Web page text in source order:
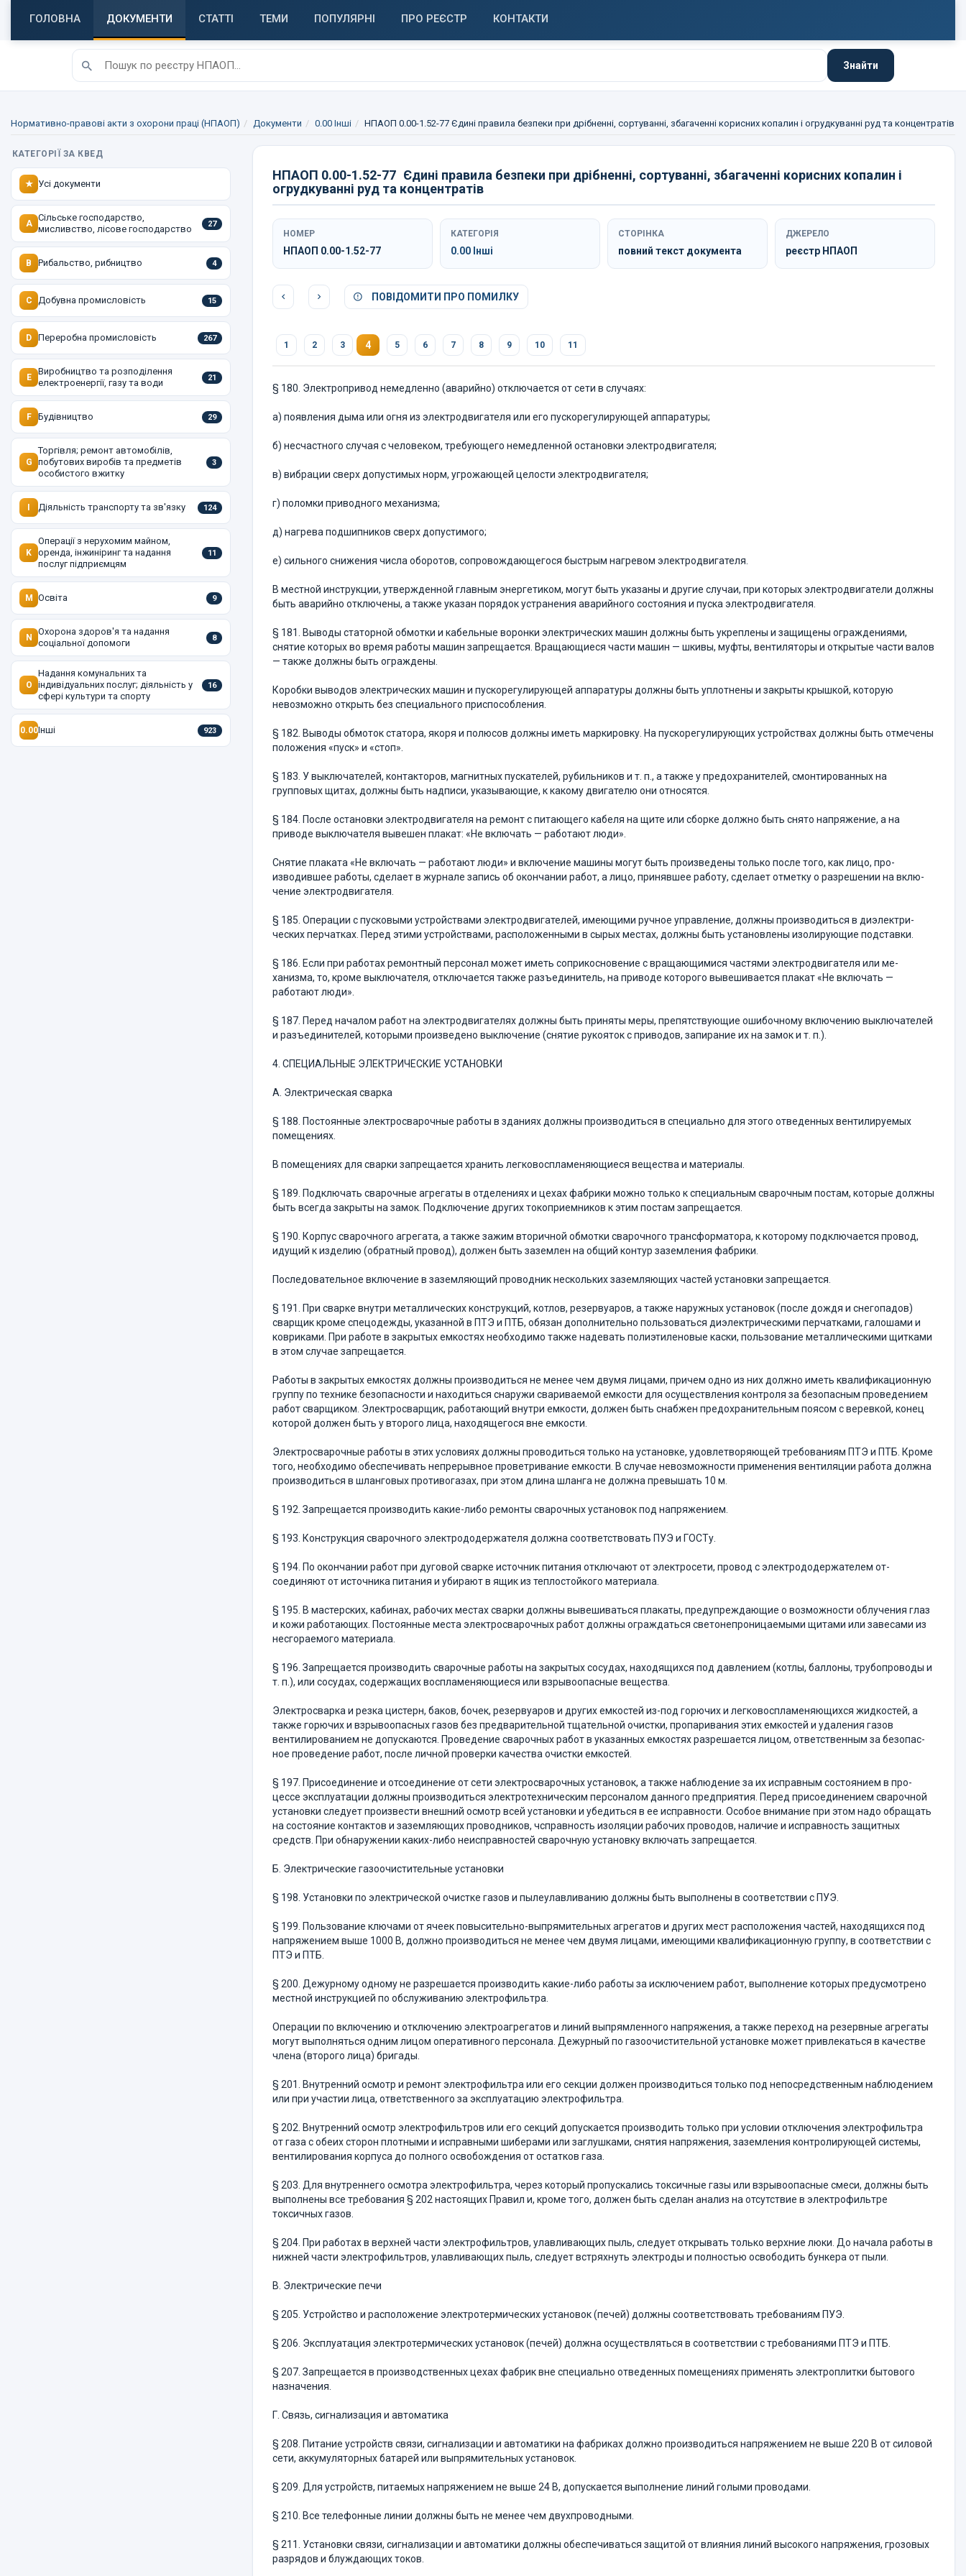
ГОЛОВНА ДОКУМЕНТИ СТАТТІ ТЕМИ ПОПУЛЯРНІ ПРО РЕЄСТР КОНТАКТИ
Знайти
Нормативно-правові акти з охорони праці (НПАОП) Документи 0.00 Інші НПАОП 0.00-1.52-77 Єдині правила безпеки при дрібненні, сортуванні, збагаченні корисних копалин і огрудкуванні руд та концентратів
КАТЕГОРІЇ ЗА КВЕД
★ Усі документи
A
Сільське господарство,
мисливство, лісове господарство
27
B Рибальство, рибництво 4
C Добувна промисловість 15
D Переробна промисловість 267
E
Виробництво та розподілення
електроенергії, газу та води
21
F Будівництво 29
G
Торгівля; ремонт автомобілів,
побутових виробів та предметів
особистого вжитку
3
I Діяльність транспорту та зв'язку 124
K
Операції з нерухомим майном,
оренда, інжиніринг та надання
послуг підприємцям
11
M Освіта 9
N
Охорона здоров'я та надання
соціальної допомоги
8
O
Надання комунальних та
індивідуальних послуг; діяльність у
сфері культури та спорту
16
0.00Інші 923
НПАОП 0.00-1.52-77 Єдині правила безпеки при дрібненні, сортуванні, збагаченні корисних копалин і
огрудкуванні руд та концентратів
НОМЕР
НПАОП 0.00-1.52-77
КАТЕГОРІЯ
0.00 Інші
СТОРІНКА
повний текст документа
ДЖЕРЕЛО
реєстр НПАОП
ПОВІДОМИТИ ПРО ПОМИЛКУ
1 2 3 4 5 6 7 8 9 10 11
§ 180. Электропривод немедленно (аварийно) отключается от сети в случаях:
а) появления дыма или огня из электродвигателя или его пускорегулирующей аппаратуры;
б) несчастного случая с человеком, требующего немедленной остановки электродвигателя;
в) вибрации сверх допустимых норм, угрожающей целости элек­тродвигателя;
г) поломки приводного механизма;
д) нагрева подшипников сверх допустимого;
е) сильного снижения числа оборотов, сопровождающегося быстрым нагревом электродвигателя.
В местной инструкции, утвержденной главным энергетиком, могут быть указаны и другие случаи, при которых электродвигатели должны
быть аварийно отключены, а также указан порядок устранения аварийного состояния и пуска электродвигателя.
§ 181. Выводы статорной обмотки и кабельные воронки электри­ческих машин должны быть укреплены и защищены ограждениями,
снятие которых во время работы машин запрещается. Вращающие­ся части машин — шкивы, муфты, вентиляторы и открытые части валов
— также должны быть ограждены.
Коробки выводов электрических машин и пускорегулирующей аппаратуры должны быть уплотнены и закрыты крышкой, которую
невозможно открыть без специального приспособления.
§ 182. Выводы обмоток статора, якоря и полюсов должны иметь маркировку. На пускорегулирующих устройствах должны быть отмечены
положения «пуск» и «стоп».
§ 183. У выключателей, контакторов, магнитных пускателей, ру­бильников и т. п., а также у предохранителей, смонтированных на
групповых щитах, должны быть надписи, указывающие, к какому двигателю они относятся.
§ 184. После остановки электродвигателя на ремонт с питаю­щего кабеля на щите или сборке должно быть снято напряжение, а на
приводе выключателя вывешен плакат: «Не включать — рабо­тают люди».
Снятие плаката «Не включать — работают люди» и включение машины могут быть произведены только после того, как лицо, про­
изводившее работы, сделает в журнале запись об окончании работ, а лицо, принявшее работу, сделает отметку о разрешении на вклю­
чение электродвигателя.
§ 185. Операции с пусковыми устройствами электродвигателей, имеющими ручное управление, должны производиться в диэлектри­
ческих перчатках. Перед этими устройствами, расположенными в сырых местах, должны быть установлены изолирующие подставки.
§ 186. Если при работах ремонтный персонал может иметь со­прикосновение с вращающимися частями электродвигателя или ме­
ханизма, то, кроме выключателя, отключается также разъединитель, на приводе которого вывешивается плакат «Не включать —
работают люди».
§ 187. Перед началом работ на электродвигателях должны быть приняты меры, препятствующие ошибочному включению выключа­телей
и разъединителей, которыми произведено выключение (снятие рукояток с приводов, запирание их на замок и т. п.).
4. СПЕЦИАЛЬНЫЕ ЭЛЕКТРИЧЕСКИЕ УСТАНОВКИ
А. Электрическая сварка
§ 188. Постоянные электросварочные работы в зданиях должны производиться в специально для этого отведенных вентилируемых
помещениях.
В помещениях для сварки запрещается хранить легковоспламе­няющиеся вещества и материалы.
§ 189. Подключать сварочные агрегаты в отделениях и цехах фабрики можно только к специальным сварочным постам, которые должны
быть всегда закрыты на замок. Подключение других токо­приемников к этим постам запрещается.
§ 190. Корпус сварочного агрегата, а также зажим вторичной обмотки сварочного трансформатора, к которому подключается про­вод,
идущий к изделию (обратный провод), должен быть заземлен на общий контур заземления фабрики.
Последовательное включение в заземляющий проводник не­скольких заземляющих частей установки запрещается.
§ 191. При сварке внутри металлических конструкций, котлов, резервуаров, а также наружных установок (после дождя и снего­падов)
сварщик кроме спецодежды, указанной в ПТЭ и ПТБ, обя­зан дополнительно пользоваться диэлектрическими перчатками, га­лошами и
ковриками. При работе в закрытых емкостях необходимо также надевать полиэтиленовые каски, пользование металлическими щитками
в этом случае запрещается.
Работы в закрытых емкостях должны производиться не менее чем двумя лицами, причем одно из них должно иметь квалифика­ционную
группу по технике безопасности и находиться снаружи свариваемой емкости для осуществления контроля за безопасным проведением
работ сварщиком. Электросварщик, работающий внутри емкости, должен быть снабжен предохранительным поясом с верев­кой, конец
которой должен быть у второго лица, находящегося вне емкости.
Электросварочные работы в этих условиях должны проводиться только на установке, удовлетворяющей требованиям ПТЭ и ПТБ. Кроме
того, необходимо обеспечивать непрерывное проветривание емкости. В случае невозможности применения вентиляции работа должна
производиться в шланговых противогазах, при этом длина шланга не должна превышать 10 м.
§ 192. Запрещается производить какие-либо ремонты сварочных установок под напряжением.
§ 193. Конструкция сварочного электрододержателя должна со­ответствовать ПУЭ и ГОСТу.
§ 194. По окончании работ при дуговой сварке источник пита­ния отключают от электросети, провод с электрододержателем от­
соединяют от источника питания и убирают в ящик из теплостойко­го материала.
§ 195. В мастерских, кабинах, рабочих местах сварки должны вывешиваться плакаты, предупреждающие о возможности облуче­ния глаз
и кожи работающих. Постоянные места электросварочных работ должны ограждаться светонепроницаемыми щитами или за­весами из
несгораемого материала.
§ 196. Запрещается производить сварочные работы на закрытых сосудах, находящихся под давлением (котлы, баллоны, трубопрово­ды и
т. п.), или сосудах, содержащих воспламеняющиеся или взры­воопасные вещества.
Электросварка и резка цистерн, баков, бочек, резервуаров и дру­гих емкостей из-под горючих и легковоспламеняющихся жидкостей, а
также горючих и взрывоопасных газов без предварительной тща­тельной очистки, пропаривания этих емкостей и удаления газов
вентилированием не допускаются. Проведение сварочных работ в указанных емкостях разрешается лицом, ответственным за безопас­
ное проведение работ, после личной проверки качества очистки ем­костей.
§ 197. Присоединение и отсоединение от сети электросварочных установок, а также наблюдение за их исправным состоянием в про­
цессе эксплуатации должны производиться электротехническим пер­соналом данного предприятия. Перед присоединением сварочной
установки следует произвести внешний осмотр всей установки и убе­диться в ее исправности. Особое внимание при этом надо обращать
на состояние контактов и заземляющих проводников, чсправность изоляции рабочих проводов, наличие и исправность защитных
средств. При обнаружении каких-либо неисправностей сварочную установку включать запрещается.
Б. Электрические газоочистительные установки
§ 198. Установки по электрической очистке газов и пылеулав­ливанию должны быть выполнены в соответствии с ПУЭ.
§ 199. Пользование ключами от ячеек повысительно-выпрямительных агрегатов и других мест расположения частей, находящихся под
напряжением выше 1000 В, должно производиться не менее чем двумя лицами, имеющими квалификационную группу, в соответ­ствии с
ПТЭ и ПТБ.
§ 200. Дежурному одному не разрешается производить какие-либо работы за исключением работ, выполнение которых преду­смотрено
местной инструкцией по обслуживанию электрофильтра.
Операции по включению и отключению электроагрегатов и ли­ний выпрямленного напряжения, а также переход на резервные агрегаты
могут выполняться одним лицом оперативного персонала. Дежурный по газоочистительной установке может привлекаться в качестве
члена (второго лица) бригады.
§ 201. Внутренний осмотр и ремонт электрофильтра или его секции должен производиться только под непосредственным наблю­дением
или при участии лица, ответственного за эксплуатацию элек­трофильтра.
§ 202. Внутренний осмотр электрофильтров или его секций до­пускается производить только при условии отключения электро­фильтра
от газа с обеих сторон плотными и исправными шиберами или заглушками, снятия напряжения, заземления контролирующей системы,
вентилирования корпуса до полного освобождения от остат­ков газа.
§ 203. Для внутреннего осмотра электрофильтра, через который пропускались токсичные газы или взрывоопасные смеси, должны быть
выполнены все требования § 202 настоящих Правил и, кроме того, должен быть сделан анализ на отсутствие в электрофильтре
токсичных газов.
§ 204. При работах в верхней части электрофильтров, улавли­вающих пыль, следует открывать только верхние люки. До начала работы в
нижней части электрофильтров, улавливающих пыль, сле­дует встряхнуть электроды и полностью освободить бункера от пыли.
В. Электрические печи
§ 205. Устройство и расположение электротермических устано­вок (печей) должны соответствовать требованиям ПУЭ.
§ 206. Эксплуатация электротермических установок (печей) дол­жна осуществляться в соответствии с требованиями ПТЭ и ПТБ.
§ 207. Запрещается в производственных цехах фабрик вне спе­циально отведенных помещениях применять электроплитки бытового
назначения.
Г. Связь, сигнализация и автоматика
§ 208. Питание устройств связи, сигнализации и автоматики на фабриках должно производиться напряжением не выше 220 В от силовой
сети, аккумуляторных батарей или выпрямительных уста­новок.
§ 209. Для устройств, питаемых напряжением не выше 24 В, допускается выполнение линий голыми проводами.
§ 210. Все телефонные линии должны быть не менее чем двух­проводными.
§ 211. Установки связи, сигнализации и автоматики должны обеспечиваться защитой от влияния линий высокого напряжения, грозовых
разрядов и блуждающих токов.